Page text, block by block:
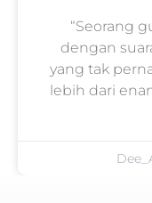
“Seorang
dengan
yang tak
lebih dari